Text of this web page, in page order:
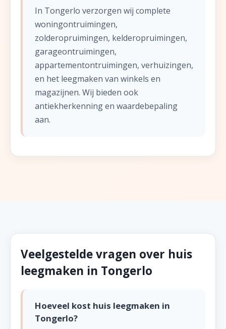
In Tongerlo verzorgen wij complete
woningontruimingen,
zolderopruimingen, kelderopruimingen,
garageontruimingen,
appartementontruimingen, verhuizingen,
en het leegmaken van winkels en
magazijnen. Wij bieden ook
antiekherkenning en waardebepaling
aan.
Veelgestelde vragen over huis
leegmaken in Tongerlo
Hoeveel kost huis leegmaken in
Tongerlo?